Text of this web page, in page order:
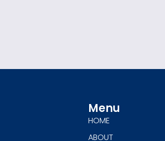
Menu
HOME
ABOUT